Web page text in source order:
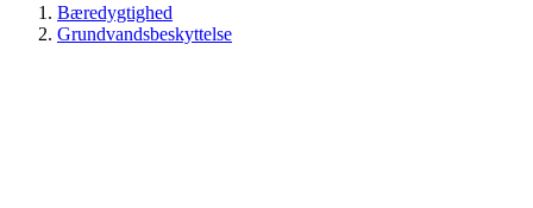
Bæredygtighed
Grundvandsbeskyttelse